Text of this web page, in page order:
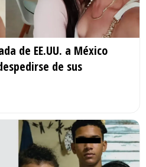
de EE.UU. a México
de sus